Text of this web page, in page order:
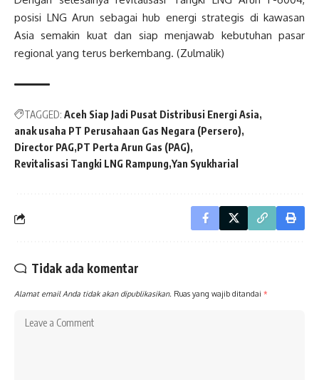
posisi LNG Arun sebagai hub energi strategis di kawasan
Asia semakin kuat dan siap menjawab kebutuhan pasar
regional yang terus berkembang. (Zulmalik)
TAGGED: Aceh Siap Jadi Pusat Distribusi Energi Asia
anak usaha PT Perusahaan Gas Negara (Persero)
Director PAG PT Perta Arun Gas (PAG)
Revitalisasi Tangki LNG Rampung Yan Syukharial
Tidak ada komentar
Alamat email Anda tidak akan dipublikasikan. Ruas yang wajib ditandai *